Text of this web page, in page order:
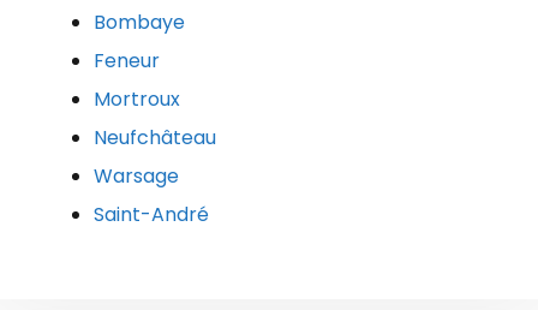
Bombaye
Feneur
Mortroux
Neufchâteau
Warsage
Saint-André